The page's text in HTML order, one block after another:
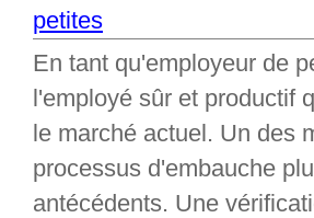
petites
En tant qu'employeur de
l'employé sûr et productif
le marché actuel. Un des
processus d'embauche
antécédents. Une